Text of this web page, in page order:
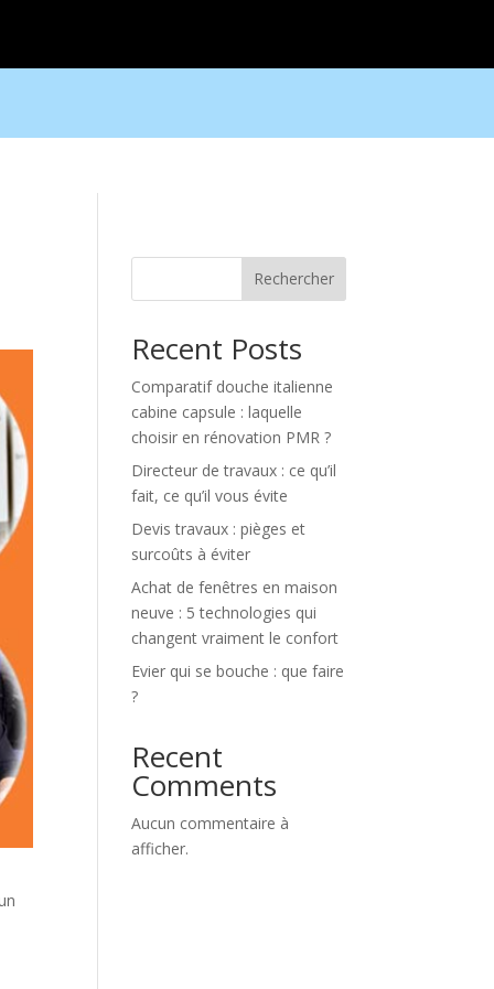
Rechercher
Recent Posts
Comparatif douche italienne
cabine capsule : laquelle
choisir en rénovation PMR ?
Directeur de travaux : ce qu’il
fait, ce qu’il vous évite
Devis travaux : pièges et
surcoûts à éviter
Achat de fenêtres en maison
neuve : 5 technologies qui
changent vraiment le confort
Evier qui se bouche : que faire
?
Recent
Comments
Aucun commentaire à
afficher.